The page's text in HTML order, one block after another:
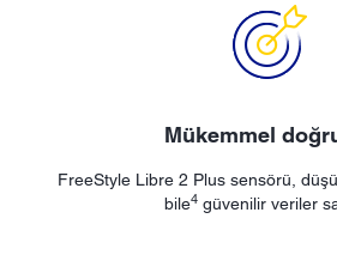
Mükemmel
FreeStyle Libre 2 Plus sensörü,
bile4güvenilir veriler